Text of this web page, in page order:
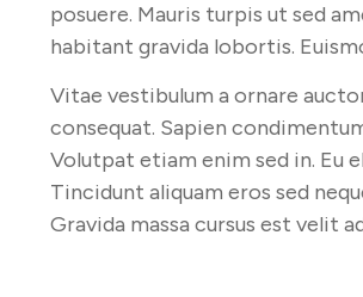
posuere. Mauris turpis ut sed
habitant gravida lobortis.
Vitae vestibulum a ornare
consequat. Sapien
Volutpat etiam enim sed in. Eu
Tincidunt aliquam eros sed
Gravida massa cursus est velit